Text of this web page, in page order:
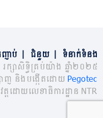
ាប់ ជំនួយ
ទំនាក់ទំនង
ក្សាសិទ្ធិគ្រប់យ៉ាង ឆ្នាំ២០២៥
ញ និងបង្កើតដោយ Pegotec
ដោយលេខាធិការដ្ឋាន NTR